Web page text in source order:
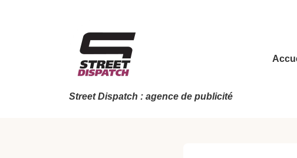
Street Dispatch : agence de publicité
Main